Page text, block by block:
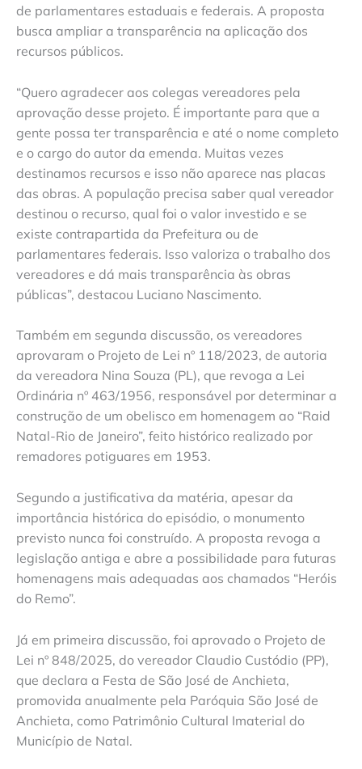
de parlamentares estaduais e federais. A proposta
busca ampliar a transparência na aplicação dos
recursos públicos.
“Quero agradecer aos colegas vereadores pela
aprovação desse projeto. É importante para que a
gente possa ter transparência e até o nome completo
e o cargo do autor da emenda. Muitas vezes
destinamos recursos e isso não aparece nas placas
das obras. A população precisa saber qual vereador
destinou o recurso, qual foi o valor investido e se
existe contrapartida da Prefeitura ou de
parlamentares federais. Isso valoriza o trabalho dos
vereadores e dá mais transparência às obras
públicas”, destacou Luciano Nascimento.
Também em segunda discussão, os vereadores
aprovaram o Projeto de Lei nº 118/2023, de autoria
da vereadora Nina Souza (PL), que revoga a Lei
Ordinária nº 463/1956, responsável por determinar a
construção de um obelisco em homenagem ao “Raid
Natal-Rio de Janeiro”, feito histórico realizado por
remadores potiguares em 1953.
Segundo a justificativa da matéria, apesar da
importância histórica do episódio, o monumento
previsto nunca foi construído. A proposta revoga a
legislação antiga e abre a possibilidade para futuras
homenagens mais adequadas aos chamados “Heróis
do Remo”.
Já em primeira discussão, foi aprovado o Projeto de
Lei nº 848/2025, do vereador Claudio Custódio (PP),
que declara a Festa de São José de Anchieta,
promovida anualmente pela Paróquia São José de
Anchieta, como Patrimônio Cultural Imaterial do
Município de Natal.